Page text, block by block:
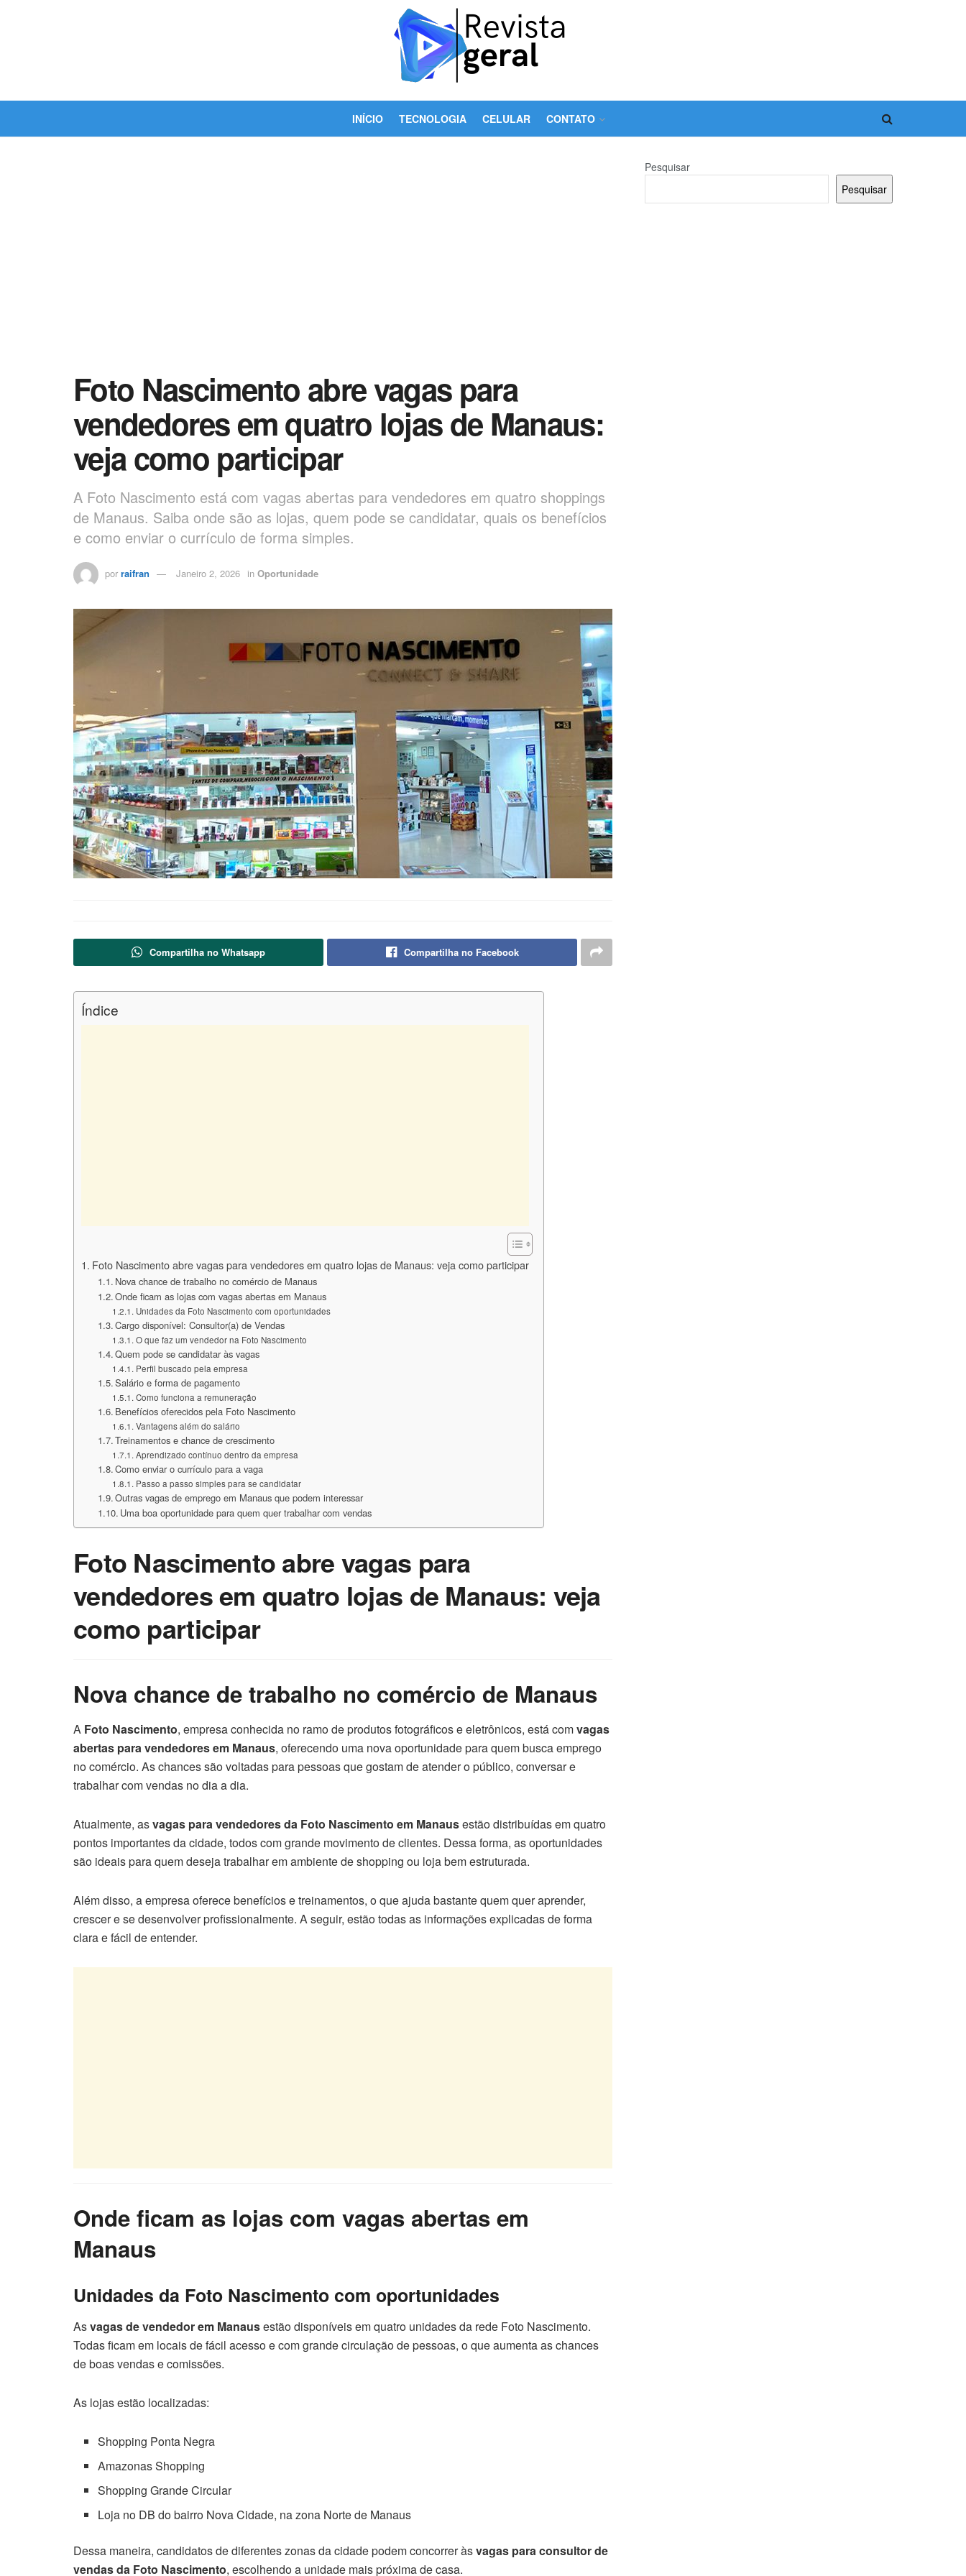
INÍCIO TECNOLOGIA CELULAR CONTATO
Foto Nascimento abre vagas para
vendedores em quatro lojas de Manaus:
veja como participar
A Foto Nascimento está com vagas abertas para vendedores em quatro shoppings
de Manaus. Saiba onde são as lojas, quem pode se candidatar, quais os benefícios
e como enviar o currículo de forma simples.
por raifran Janeiro 2, 2026 in Oportunidade
Compartilha no Whatsapp Compartilha no Facebook
Índice
Foto Nascimento abre vagas para vendedores em quatro lojas de Manaus: veja como participar
Nova chance de trabalho no comércio de Manaus
Onde ficam as lojas com vagas abertas em Manaus
Unidades da Foto Nascimento com oportunidades
Cargo disponível: Consultor(a) de Vendas
O que faz um vendedor na Foto Nascimento
Quem pode se candidatar às vagas
Perfil buscado pela empresa
Salário e forma de pagamento
Como funciona a remuneração
Benefícios oferecidos pela Foto Nascimento
Vantagens além do salário
Treinamentos e chance de crescimento
Aprendizado contínuo dentro da empresa
Como enviar o currículo para a vaga
Passo a passo simples para se candidatar
Outras vagas de emprego em Manaus que podem interessar
Uma boa oportunidade para quem quer trabalhar com vendas
Foto Nascimento abre vagas para
vendedores em quatro lojas de Manaus: veja
como participar
Nova chance de trabalho no comércio de Manaus
A Foto Nascimento, empresa conhecida no ramo de produtos fotográficos e eletrônicos, está comvagas
abertas para vendedores em Manaus, oferecendo uma nova oportunidade para quem busca emprego
no comércio. As chances são voltadas para pessoas que gostam de atender o público, conversar e
trabalhar com vendas no dia a dia.
Atualmente, asvagas para vendedores da Foto Nascimento em Manausestão distribuídas em quatro
pontos importantes da cidade, todos com grande movimento de clientes. Dessa forma, as oportunidades
são ideais para quem deseja trabalhar em ambiente de shopping ou loja bem estruturada.
Além disso, a empresa oferece benefícios e treinamentos, o que ajuda bastante quem quer aprender,
crescer e se desenvolver profissionalmente. A seguir, estão todas as informações explicadas de forma
clara e fácil de entender.
Onde ficam as lojas com vagas abertas em
Manaus
Unidades da Foto Nascimento com oportunidades
Asvagas de vendedor em Manausestão disponíveis em quatro unidades da rede Foto Nascimento.
Todas ficam em locais de fácil acesso e com grande circulação de pessoas, o que aumenta as chances
de boas vendas e comissões.
As lojas estão localizadas:
Shopping Ponta Negra
Amazonas Shopping
Shopping Grande Circular
Loja no DB do bairro Nova Cidade, na zona Norte de Manaus
Dessa maneira, candidatos de diferentes zonas da cidade podem concorrer àsvagas para consultor de
vendas da Foto Nascimento, escolhendo a unidade mais próxima de casa.
Pesquisar
Pesquisar